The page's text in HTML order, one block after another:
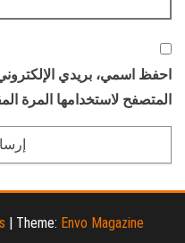
احفظ اسمي، بريدي
المتصفح لاستخدامها المرة
Theme: Envo Magazine